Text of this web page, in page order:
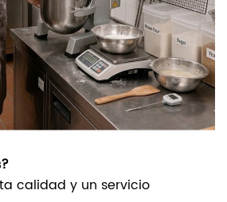
calidad y un servicio